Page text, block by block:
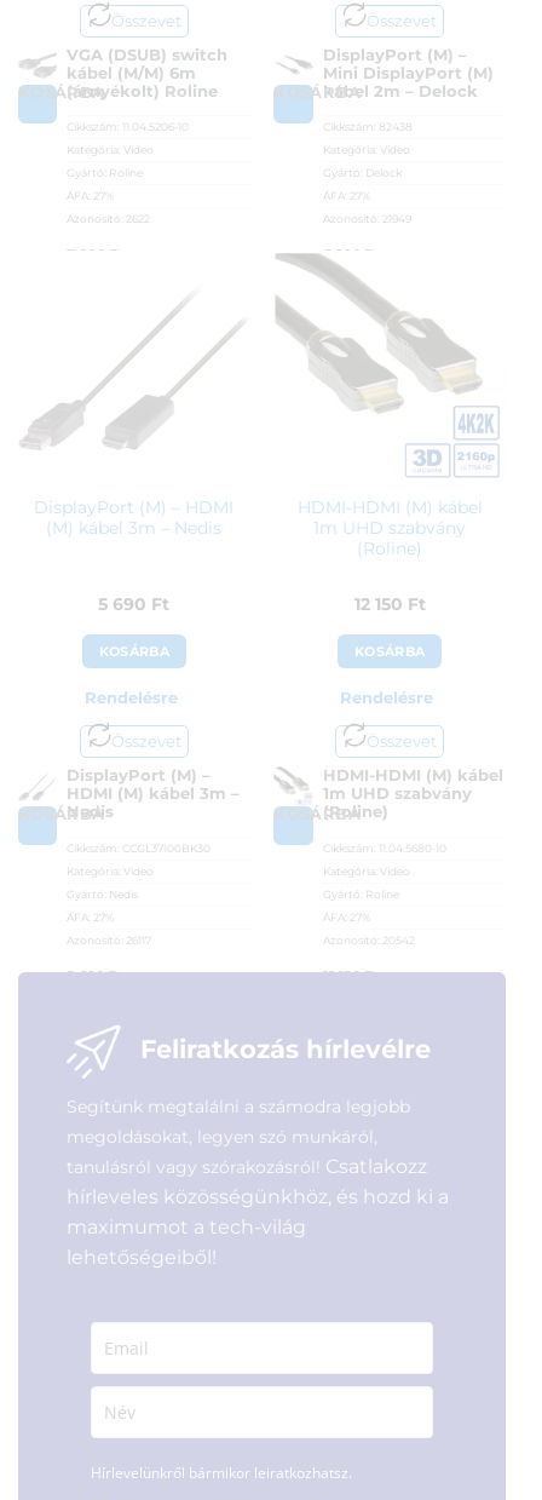
Összevet
KOSÁRBA
VGA (DSUB) switch
kábel (M/M) 6m
(árnyékolt) Roline
Cikkszám: 11.04.5206-10
Kategória:Video
Gyártó: Roline
ÁFA:
27%
Azonosító:
2622
11 990 Ft
Összevet
KOSÁRBA
DisplayPort (M) –
Mini DisplayPort (M)
kábel 2m – Delock
Cikkszám: 82438
Kategória: Video
Gyártó: Delock
ÁFA:
27%
Azonosító:
21949
6 990 Ft
DisplayPort (M) – HDMI
(M) kábel 3m – Nedis
5 690 Ft
KOSÁRBA
Rendelésre
Összevet
KOSÁRBA
DisplayPort (M) –
HDMI (M) kábel 3m –
Nedis
Cikkszám: CCGL37100BK30
Kategória:Video
Gyártó: Nedis
ÁFA:
27%
Azonosító:
26117
5 690Ft
HDMI-HDMI (M) kábel
1m UHD szabvány
(Roline)
12 150 Ft
KOSÁRBA
Rendelésre
Összevet
KOSÁRBA
HDMI-HDMI (M) kábel
1m UHD szabvány
(Roline)
Cikkszám: 11.04.5680-10
Kategória: Video
Gyártó: Roline
ÁFA:
27%
Azonosító:
20542
12 150Ft
Feliratkozás hírlevélre
Segítünk megtalálni a számodra legjobb
megoldásokat, legyen szó munkáról,
tanulásról vagy szórakozásról! Csatlakozz
hírleveles közösségünkhöz, és hozd ki a
maximumot a tech-világ
lehetőségeiből!
Hírlevelünkről bármikor leiratkozhatsz.